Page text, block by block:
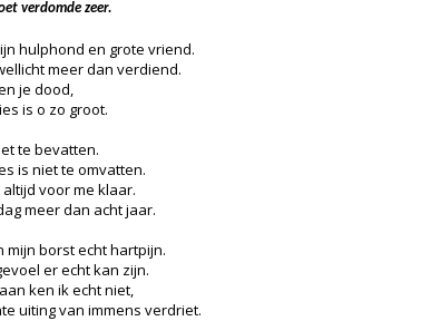
verdomde zeer.
hulphond en grote vriend.
meer dan verdiend.
je dood,
is o zo groot.
te bevatten.
is niet te omvatten.
altijd voor me klaar.
meer dan acht jaar.
mijn borst echt hartpijn.
er echt kan zijn.
ken ik echt niet,
uiting van immens verdriet.